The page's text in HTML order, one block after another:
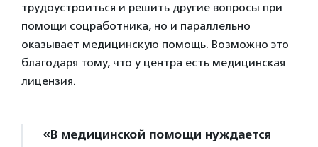
трудоустроиться и решить другие вопросы при
помощи соцработника, но и параллельно
оказывает медицинскую помощь. Возможно это
благодаря тому, что у центра есть медицинская
лицензия.
«В медицинской помощи нуждается